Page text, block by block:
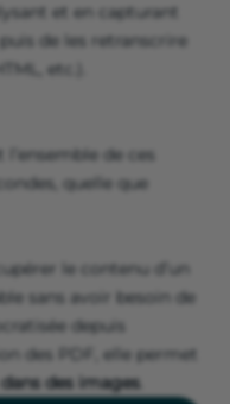
et en capturant
de les retranscrire
etc.).
l’ensemble de ces
quelle que
le contenu d’un
sans avoir besoin de
depuis
des PDF, elle permet
des images.